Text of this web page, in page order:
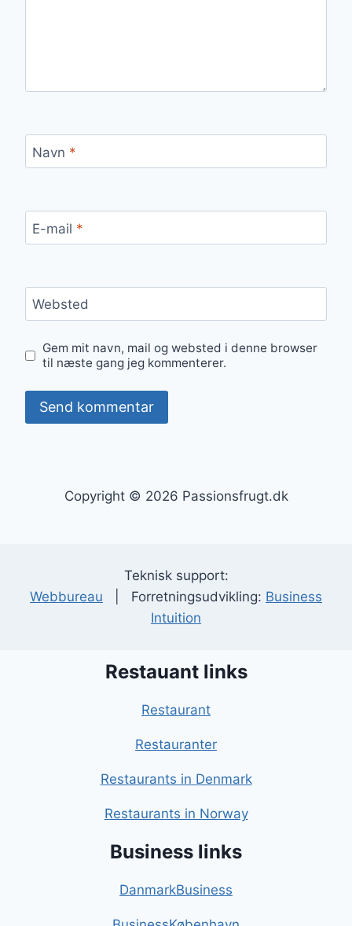
Navn *
E-mail *
Websted
Gem mit navn, mail og websted i denne browser
til næste gang jeg kommenterer.
Copyright © 2026 Passionsfrugt.dk
Teknisk support:
Webbureau | Forretningsudvikling: Business
Intuition
Restauant links
Restaurant
Restauranter
Restaurants in Denmark
Restaurants in Norway
Business links
DanmarkBusiness